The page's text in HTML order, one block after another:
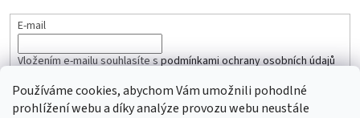
Používáme cookies, abychom Vám umožnili pohodlné
prohlížení webu a díky analýze provozu webu neustále
E-mail
Vložením e-mailu souhlasíte spodmínkami ochrany osobních údajů
PŘIHLÁSIT SE